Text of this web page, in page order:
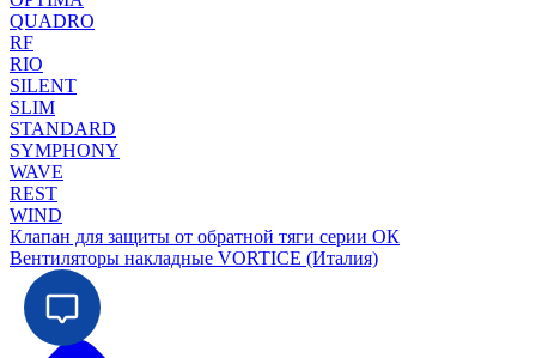
QUADRO
RF
RIO
SILENT
SLIM
STANDARD
SYMPHONY
WAVE
REST
WIND
Клапан для защиты от обратной тяги серии ОК
Вентиляторы накладные VORTICE (Италия)